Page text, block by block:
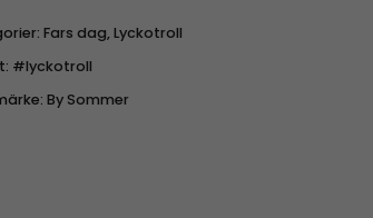
Fars dag,Lyckotroll
#lyckotroll
By Sommer